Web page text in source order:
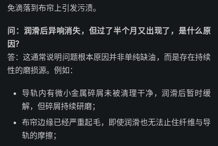
免滴落到布帘上引发污渍。
问：润滑后异响消失，但过了半个月又出现了，是什么原
因？
答：这通常说明问题根本原因并非单纯缺油，而是存在持续
性的磨损源。例如：
导轨内有微小金属碎屑未被清理干净，润滑后暂时缓
解，但碎屑持续研磨；
布帘边缘已经严重起毛，即使润滑也无法止住纤维与导
轨的摩擦；